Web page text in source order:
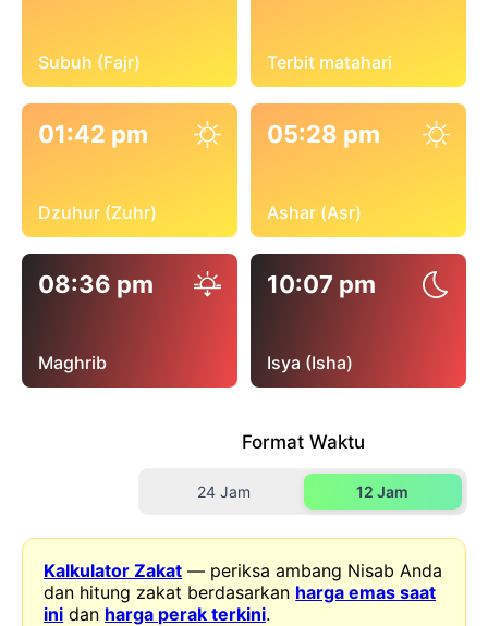
Subuh (Fajr) Terbit matahari
01:42 pm
Dzuhur (Zuhr)
05:28 pm
Ashar (Asr)
08:36 pm
Maghrib
10:07 pm
Isya (Isha)
Format Waktu
24 Jam 12 Jam
Kalkulator Zakat — periksa ambang Nisab Anda
dan hitung zakat berdasarkan harga emas saat
ini dan harga perak terkini.